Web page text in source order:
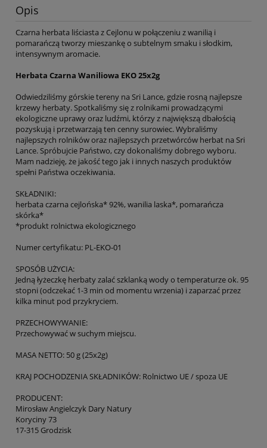
Opis
Czarna herbata liściasta z Cejlonu w połączeniu z wanilią i
pomarańczą tworzy mieszankę o subtelnym smaku i słodkim,
intensywnym aromacie.
Herbata Czarna Waniliowa EKO 25x2g
Odwiedziliśmy górskie tereny na Sri Lance, gdzie rosną najlepsze
krzewy herbaty. Spotkaliśmy się z rolnikami prowadzącymi
ekologiczne uprawy oraz ludźmi, którzy z największą dbałością
pozyskują i przetwarzają ten cenny surowiec. Wybraliśmy
najlepszych rolników oraz najlepszych przetwórców herbat na Sri
Lance. Spróbujcie Państwo, czy dokonaliśmy dobrego wyboru.
Mam nadzieję, że jakość tego jak i innych naszych produktów
spełni Państwa oczekiwania.
SKŁADNIKI:
herbata czarna cejlońska* 92%, wanilia laska*, pomarańcza
skórka*
*produkt rolnictwa ekologicznego
Numer certyfikatu: PL-EKO-01
SPOSÓB UŻYCIA:
Jedną łyżeczkę herbaty zalać szklanką wody o temperaturze ok. 95
stopni (odczekać 1-3 min od momentu wrzenia) i zaparzać przez
kilka minut pod przykryciem.
PRZECHOWYWANIE:
Przechowywać w suchym miejscu.
MASA NETTO: 50 g (25x2g)
KRAJ POCHODZENIA SKŁADNIKÓW: Rolnictwo UE / spoza UE
PRODUCENT:
Mirosław Angielczyk Dary Natury
Koryciny 73
17-315 Grodzisk